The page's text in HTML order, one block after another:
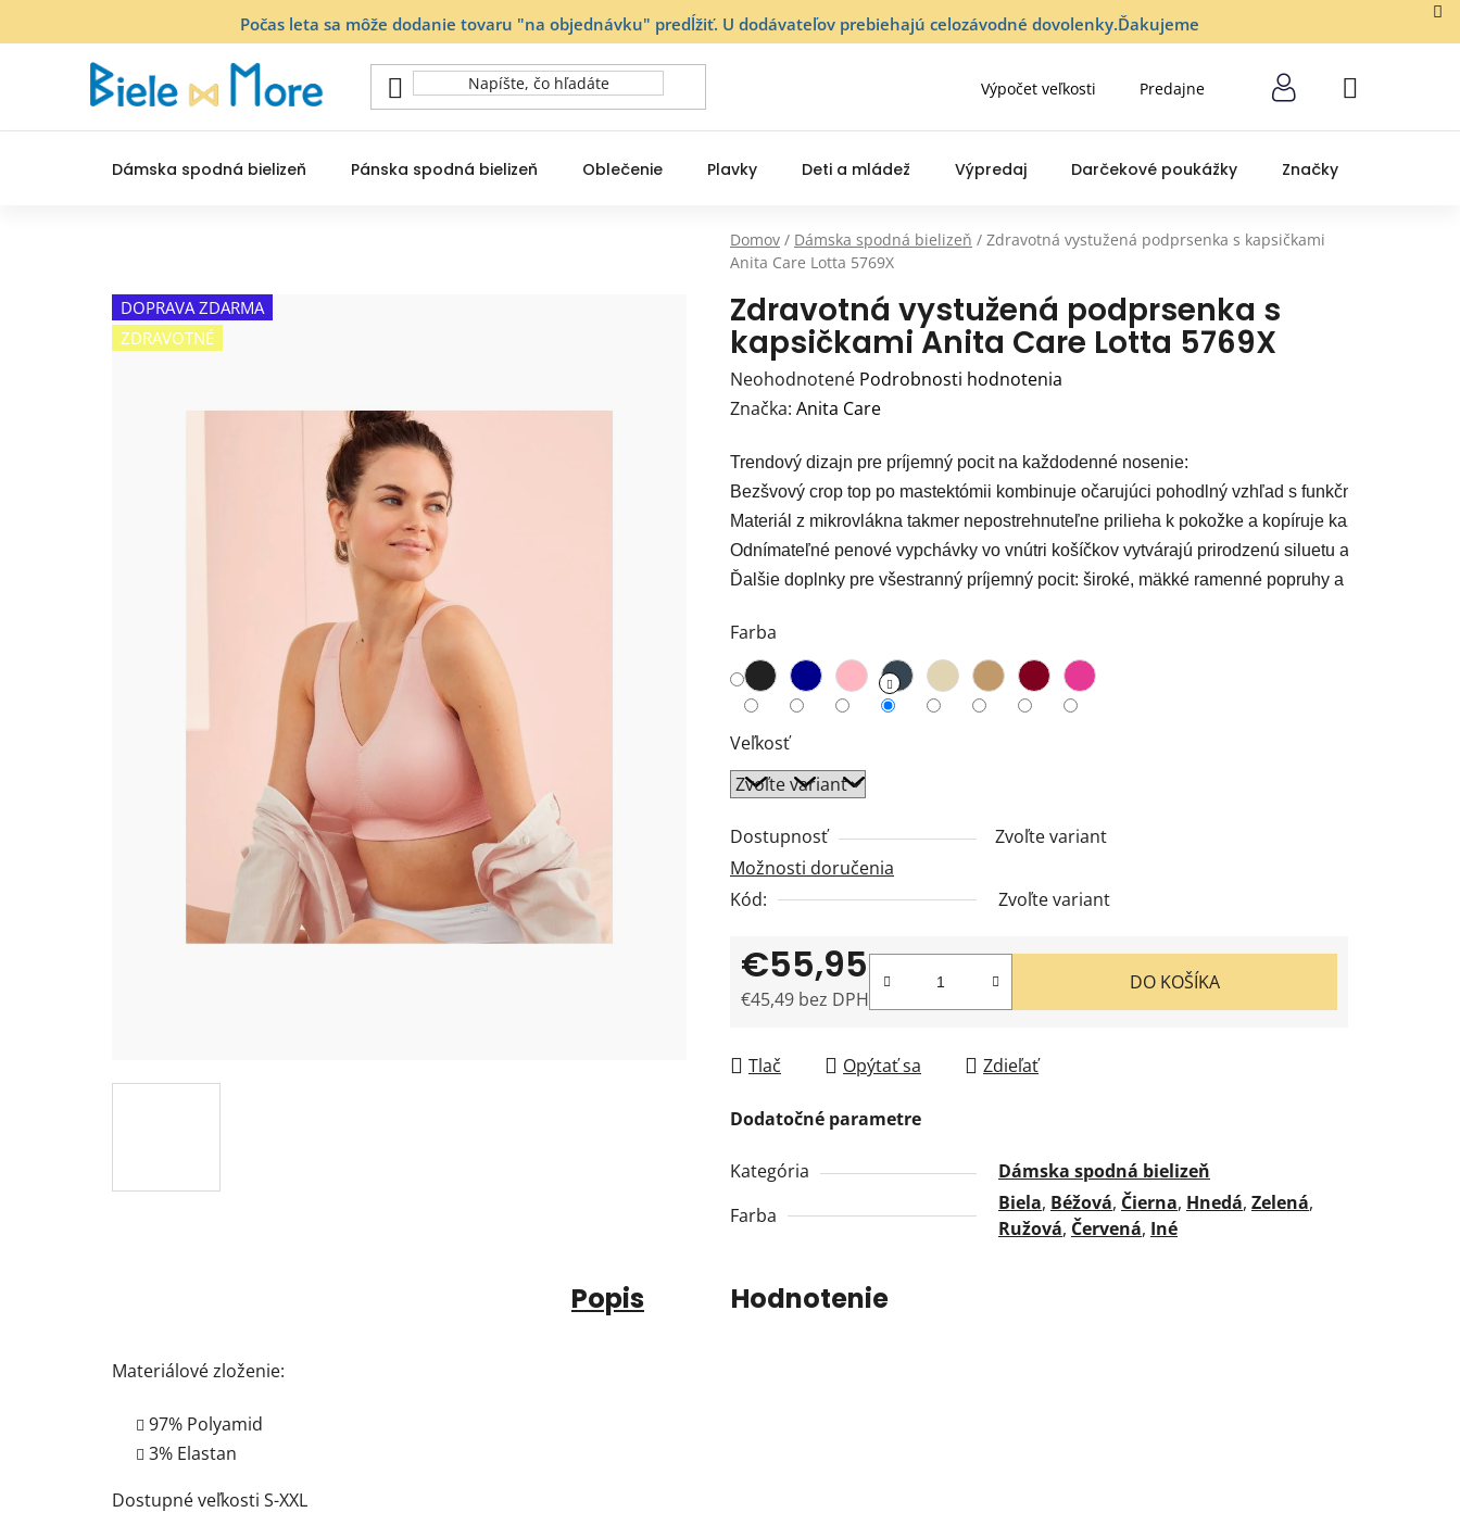
Počas leta sa môže dodanie tovaru "na objednávku" predĺžiť. U dodávateľov prebiehajú celozávodné dovolenky.Ďakujeme
Výpočet veľkosti Predajne
NÁKUPNÝ
Dámska spodná bielizeň Pánska spodná bielizeň Oblečenie Plavky Deti a mládež Výpredaj Darčekové poukážky Značky
Domov / Dámska spodná bielizeň / Zdravotná vystužená podprsenka s kapsičkami
Anita Care Lotta 5769X
Zdravotná vystužená podprsenka s
kapsičkami Anita Care Lotta 5769X
Priemerné
hodnotenie
je
0,0
z
5
hviezdičiek.
Neohodnotené Podrobnosti hodnotenia
Značka: Anita Care
Trendový dizajn pre príjemný pocit na každodenné nosenie:
Bezšvový crop top po mastektómii kombinuje očarujúci pohodlný vzhľad s funkčnými detailmi.
Materiál z mikrovlákna takmer nepostrehnuteľne prilieha k pokožke a kopíruje každú krivku
Odnímateľné penové vypchávky vo vnútri košíčkov vytvárajú prirodzenú siluetu a poskytujú
Ďalšie doplnky pre všestranný príjemný pocit: široké, mäkké ramenné popruhy a pružný okraj.
Farba
Veľkosť
Dostupnosť
Zvoľte variant
Možnosti doručenia
Kód:
Zvoľte variant
€55,95
€45,49 bez DPH
DO KOŠÍKA
Tlač Opýtať sa Zdieľať
Dodatočné parametre
Kategória
Dámska spodná bielizeň
Farba
Biela, Béžová, Čierna, Hnedá, Zelená,
Ružová, Červená, Iné
DOPRAVA ZDARMA
ZDRAVOTNÉ
Popis Hodnotenie
Materiálové zloženie:
97% Polyamid
3% Elastan
Dostupné veľkosti S-XXL